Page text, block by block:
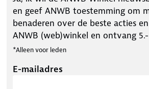
en geef ANWB toestemming om
benaderen over de beste acties
ANWB (web)winkel en ontvang
*Alleen voor leden
E-mailadres